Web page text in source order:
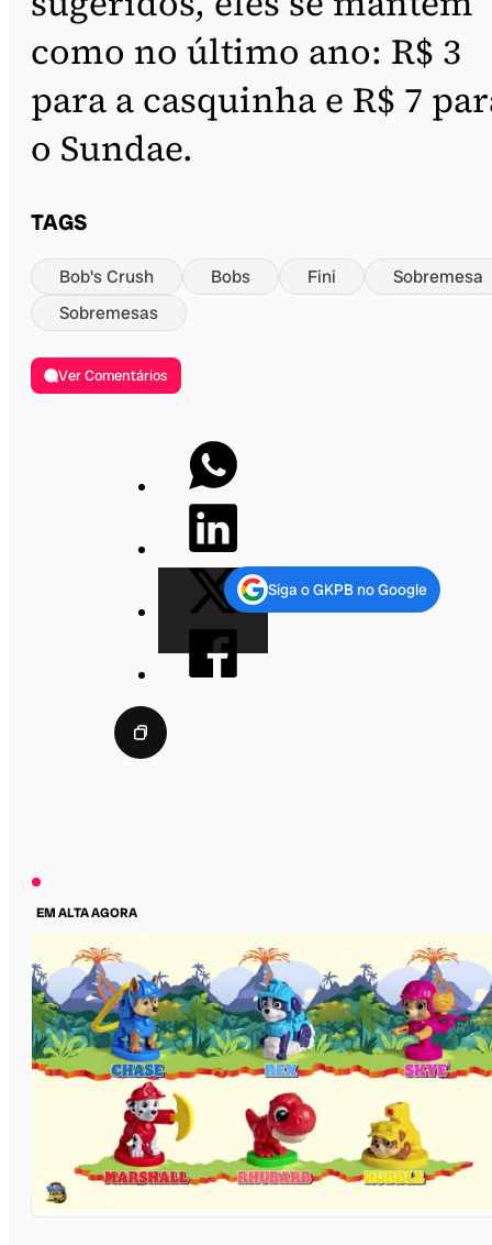
como no último ano: R$ 3
para a casquinha e R$ 7
o Sundae.
TAGS
Bob's Crush Bobs Fini
Sobremesa
Sobremesas
Ver Comentários
Siga o GKPB no Google
EM ALTA AGORA